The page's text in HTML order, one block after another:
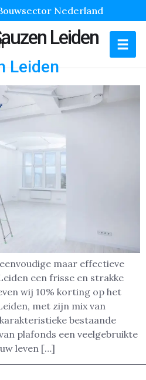
Nederland
Leiden
Leiden
maar effectieve
een frisse en strakke
wij 10% korting op het
met zijn mix van
bestaande
plafonds een veelgebruikte
leven […]